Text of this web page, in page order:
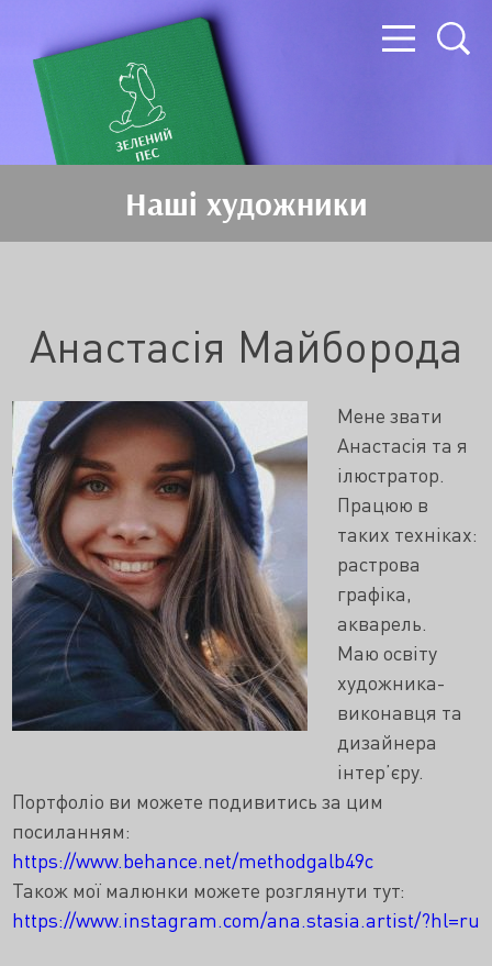
Наші художники
Анастасія Майборода
Мене звати
Анастасія та я
ілюстратор.
Працюю в
таких техніках:
растрова
графіка,
акварель.
Маю освіту
художника-
виконавця та
дизайнера
інтер’єру.
Портфоліо ви можете подивитись за цим
посиланням:
https://www.behance.net/methodgalb49c
Також мої малюнки можете розглянути тут:
https://www.instagram.com/ana.stasia.artist/?hl=ru